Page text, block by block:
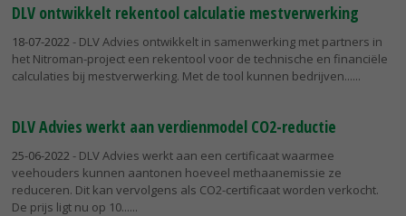
DLV ontwikkelt rekentool calculatie mestverwerking
18-07-2022 - DLV Advies ontwikkelt in samenwerking met partners in
het Nitroman-project een rekentool voor de technische en financiële
calculaties bij mestverwerking. Met de tool kunnen bedrijven...
DLV Advies werkt aan verdienmodel CO2-reductie
25-06-2022 - DLV Advies werkt aan een certificaat waarmee
veehouders kunnen aantonen hoeveel methaanemissie ze
reduceren. Dit kan vervolgens als CO2-certificaat worden verkocht.
De prijs ligt nu op 10...